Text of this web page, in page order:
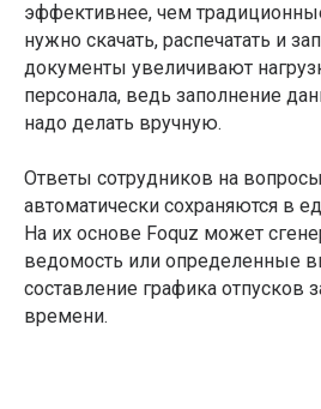
эффективнее, чем
нужно скачать, распечатать и
документы увеличивают
персонала, ведь заполнение
надо делать вручную.
Ответы сотрудников на
автоматически сохраняются в
На их основе Foquz может
ведомость или определенные
составление графика отпусков
времени.